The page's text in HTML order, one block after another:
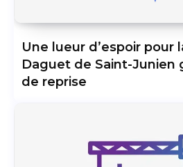
Une lueur d’espoir pour
Daguet de Saint-Junien
de reprise